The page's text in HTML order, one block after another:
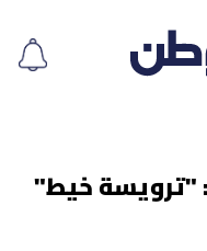
"ترويسة خيط"